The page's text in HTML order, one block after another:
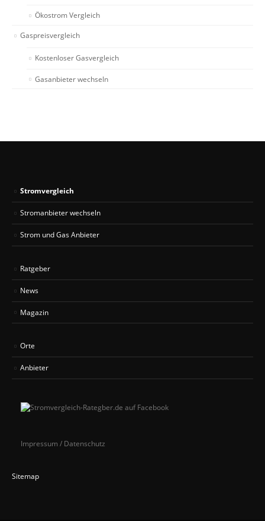
Ökostrom Vergleich
Gaspreisvergleich
Kostenloser Gasvergleich
Gasanbieter wechseln
Stromvergleich
Stromanbieter wechseln
Strom und Gas Anbieter
Ratgeber
News
Magazin
Orte
Anbieter
Impressum / Datenschutz
Sitemap